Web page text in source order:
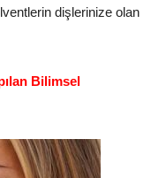
dişlerinize olan
Bilimsel